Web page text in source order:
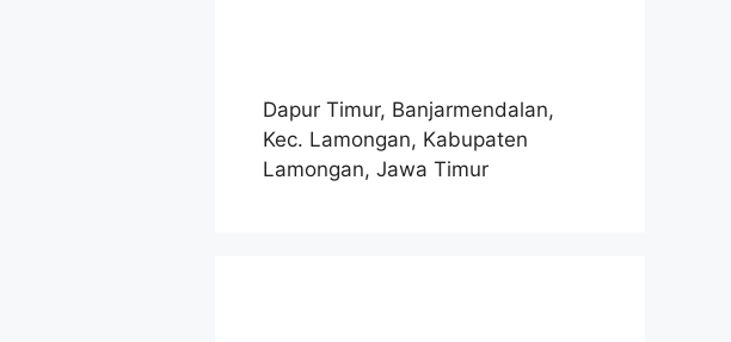
Dapur Timur, Banjarmendalan,
Kec. Lamongan, Kabupaten
Lamongan, Jawa Timur